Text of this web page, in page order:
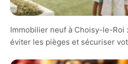
Immobilier neuf à Choisy-le-Roi
éviter les pièges et sécuriser